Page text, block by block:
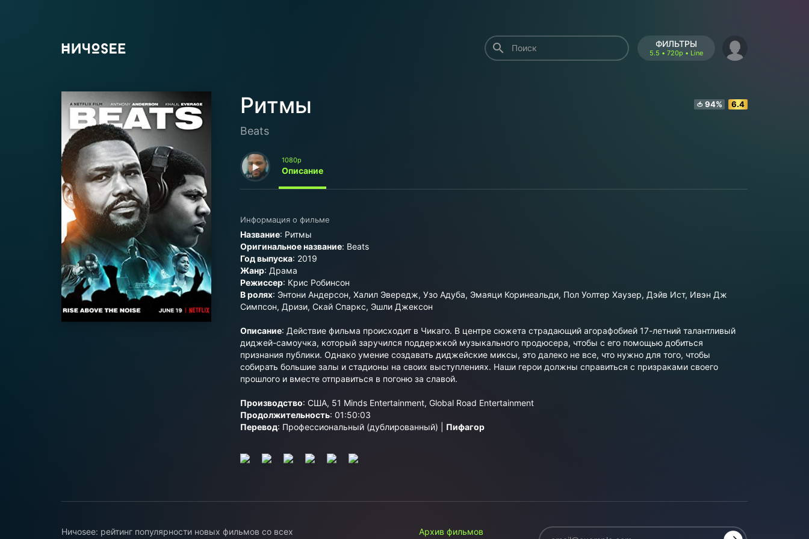
search ФИЛЬТРЫ
5.5 • 720p • Line
🍅 94% 6.4
Ритмы
Beats
1080p
Описание
Информация о фильме
Название: Ритмы
Оригинальное название: Beats
Год выпуска: 2019
Жанр: Драма
Режиссер: Крис Робинсон
В ролях: Энтони Андерсон, Халил Эвередж, Узо Адуба, Эмаяци Коринеальди, Пол Уолтер Хаузер, Дэйв Ист, Ивэн Дж
Симпсон, Дризи, Скай Спаркс, Эшли Джексон
Описание: Действие фильма происходит в Чикаго. В центре сюжета страдающий агорафобией 17-летний талантливый
диджей-самоучка, который заручился поддержкой музыкального продюсера, чтобы с его помощью добиться
признания публики. Однако умение создавать диджейские миксы, это далеко не все, что нужно для того, чтобы
собирать большие залы и стадионы на своих выступлениях. Наши герои должны справиться с призраками своего
прошлого и вместе отправиться в погоню за славой.
Производство: США, 51 Minds Entertainment, Global Road Entertainment
Продолжительность: 01:50:03
Перевод: Профессиональный (дублированный) | Пифагор
Ничоsee: рейтинг популярности новых фильмов со всех
Архив фильмов